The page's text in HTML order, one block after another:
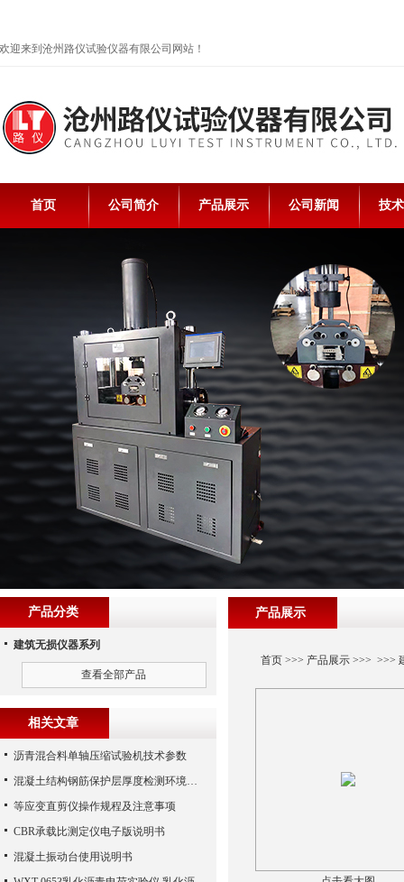
欢迎来到沧州路仪试验仪器有限公司网站！
首页 公司简介 产品展示 公司新闻 技
产品展示
首页>>> 产品展示>>> >>>
产品分类
建筑无损仪器系列
查看全部产品
相关文章
沥青混合料单轴压缩试验机技术参数
混凝土结构钢筋保护层厚度检测环境校准装置
等应变直剪仪操作规程及注意事项
CBR承载比测定仪电子版说明书
混凝土振动台使用说明书